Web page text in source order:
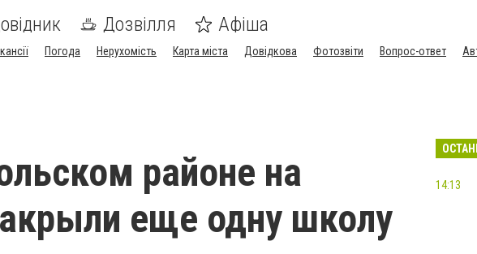
Дозвілля Афіша
Погода Нерухомість Карта міста Довідкова Фотозвіти Вопрос-ответ
районе на
еще одну школу
14:13